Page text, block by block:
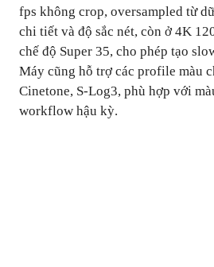
fps không crop, oversampled từ
chi tiết và độ sắc nét, còn ở 4K
chế độ Super 35, cho phép tạo
Máy cũng hỗ trợ các profile màu
Cinetone, S-Log3, phù hợp với
workflow hậu kỳ.